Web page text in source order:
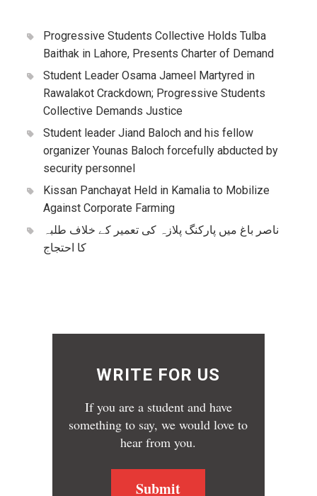
Progressive Students Collective Holds Tulba
Baithak in Lahore, Presents Charter of Demand
Student Leader Osama Jameel Martyred in
Rawalakot Crackdown; Progressive Students
Collective Demands Justice
Student leader Jiand Baloch and his fellow
organizer Younas Baloch forcefully abducted by
security personnel
Kissan Panchayat Held in Kamalia to Mobilize
Against Corporate Farming
ناصر باغ میں پارکنگ پلازہ کی تعمیر کے خلاف طلبہ
کا احتجاج
WRITE FOR US
If you are a student and have
something to say, we would love to
hear from you.
Submit